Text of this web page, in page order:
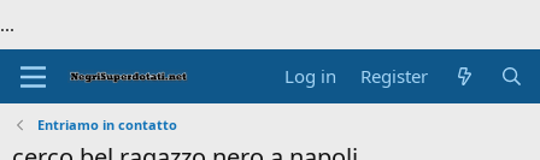
...
Log in Register
Entriamo in contatto